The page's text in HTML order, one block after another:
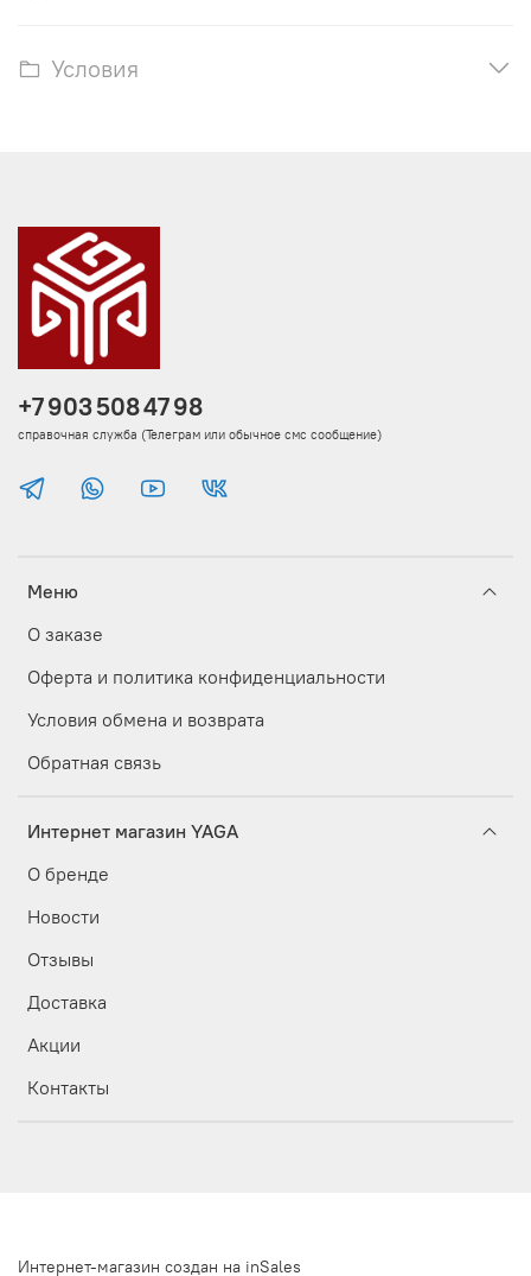
Условия
Меню
О заказе
Оферта и политика конфиденциальности
Условия обмена и возврата
Обратная связь
Интернет магазин YAGA
О бренде
Новости
Отзывы
Доставка
Акции
Контакты
+7 903 508 47 98
справочная служба (Телеграм или обычное смс сообщение)
Интернет-магазин создан на inSales